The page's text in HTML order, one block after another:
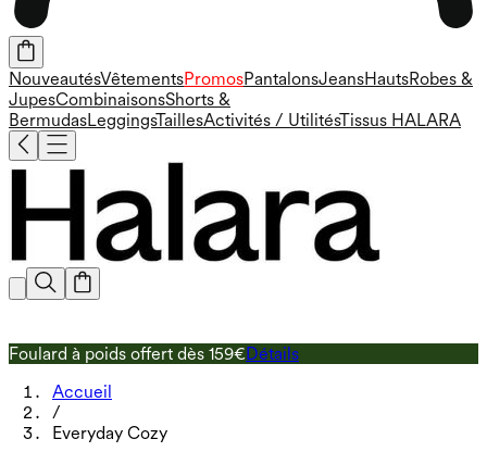
NouveautésVêtementsPromosPantalonsJeansHautsRobes &
JupesCombinaisonsShorts &
BermudasLeggingsTaillesActivités / UtilitésTissus HALARA
Foulard à poids offert dès 159€ Détails
Accueil
/
Everyday Cozy